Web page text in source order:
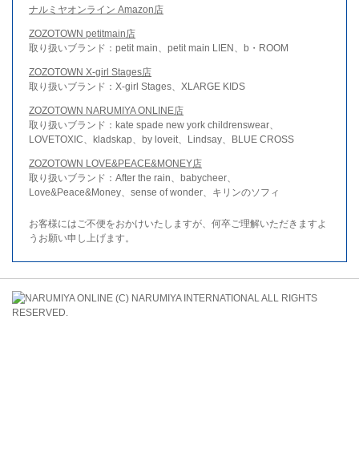
ナルミヤオンライン Amazon店
ZOZOTOWN petitmain店
取り扱いブランド：petit main、petit main LIEN、b・ROOM
ZOZOTOWN X-girl Stages店
取り扱いブランド：X-girl Stages、XLARGE KIDS
ZOZOTOWN NARUMIYA ONLINE店
取り扱いブランド：kate spade new york childrenswear、
LOVETOXIC、kladskap、by loveit、Lindsay、BLUE CROSS
ZOZOTOWN LOVE&PEACE&MONEY店
取り扱いブランド：After the rain、babycheer、
Love&Peace&Money、sense of wonder、キリンのソフィ
お客様にはご不便をおかけいたしますが、何卒ご理解いただきますよ
うお願い申し上げます。